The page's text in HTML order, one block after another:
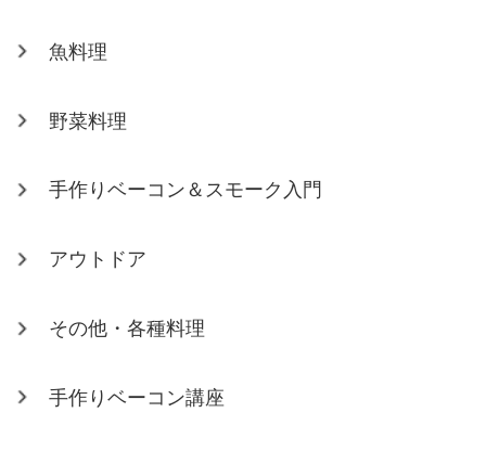
魚料理
野菜料理
手作りベーコン＆スモーク入門
アウトドア
その他・各種料理
手作りベーコン講座